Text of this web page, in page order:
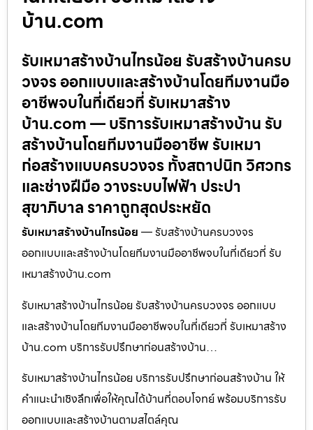
บ้าน.com
รับเหมาสร้างบ้านไทรน้อย รับสร้างบ้านครบ
วงจร ออกแบบและสร้างบ้านโดยทีมงานมือ
อาชีพจบในที่เดียวที่ รับเหมาสร้าง
บ้าน.com — บริการรับเหมาสร้างบ้าน รับ
สร้างบ้านโดยทีมงานมืออาชีพ รับเหมา
ก่อสร้างแบบครบวงจร ทั้งสถาปนิก วิศวกร
และช่างฝีมือ วางระบบไฟฟ้า ประปา
สุขาภิบาล ราคาถูกสุดประหยัด
รับเหมาสร้างบ้านไทรน้อย — รับสร้างบ้านครบวงจร
ออกแบบและสร้างบ้านโดยทีมงานมืออาชีพจบในที่เดียวที่ รับ
เหมาสร้างบ้าน.com
รับเหมาสร้างบ้านไทรน้อย รับสร้างบ้านครบวงจร ออกแบบ
และสร้างบ้านโดยทีมงานมืออาชีพจบในที่เดียวที่ รับเหมาสร้าง
บ้าน.com บริการรับปรึกษาก่อนสร้างบ้าน…
รับเหมาสร้างบ้านไทรน้อย บริการรับปรึกษาก่อนสร้างบ้าน ให้
คำแนะนำเชิงลึกเพื่อให้คุณได้บ้านที่ตอบโจทย์ พร้อมบริการรับ
ออกแบบและสร้างบ้านตามสไตล์คุณ